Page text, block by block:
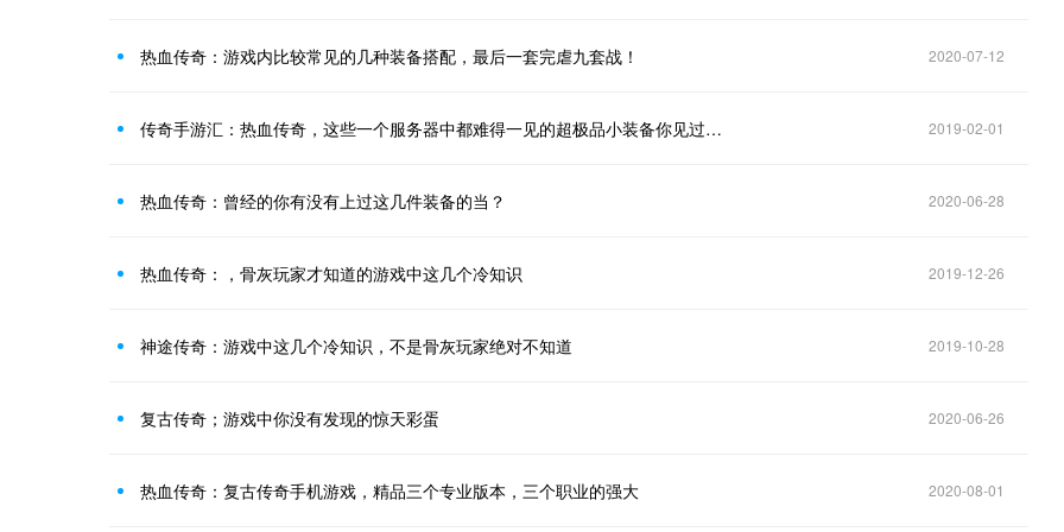
热血传奇：游戏内比较常见的几种装备搭配，最后一套完虐九套战！ 2020-07-12
传奇手游汇：热血传奇，这些一个服务器中都难得一见的超极品小装备你见过吗？ 2019-02-01
热血传奇：曾经的你有没有上过这几件装备的当？ 2020-06-28
热血传奇：，骨灰玩家才知道的游戏中这几个冷知识 2019-12-26
神途传奇：游戏中这几个冷知识，不是骨灰玩家绝对不知道 2019-10-28
复古传奇；游戏中你没有发现的惊天彩蛋 2020-06-26
热血传奇：复古传奇手机游戏，精品三个专业版本，三个职业的强大 2020-08-01